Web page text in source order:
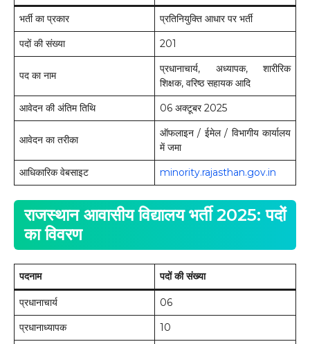
भर्ती का प्रकार
प्रतिनियुक्ति आधार पर भर्ती
पदों की संख्या
201
पद का नाम
प्रधानाचार्य, अध्यापक, शारीरिक
शिक्षक, वरिष्ठ सहायक आदि
आवेदन की अंतिम तिथि
06 अक्टूबर 2025
आवेदन का तरीका
ऑफलाइन / ईमेल / विभागीय कार्यालय
में जमा
आधिकारिक वेबसाइट
minority.rajasthan.gov.in
राजस्थान आवासीय विद्यालय भर्ती 2025: पदों
का विवरण
पदनाम पदों की संख्या
प्रधानाचार्य
06
प्रधानाध्यापक
10